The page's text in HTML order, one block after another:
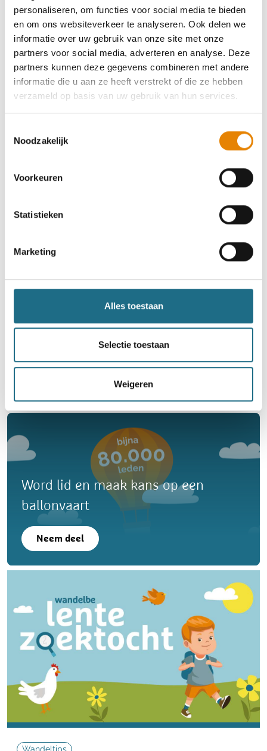
personaliseren, om functies voor social media te bieden
en om ons websiteverkeer te analyseren. Ook delen we
informatie over uw gebruik van onze site met onze
partners voor social media, adverteren en analyse. Deze
partners kunnen deze gegevens combineren met andere
informatie die u aan ze heeft verstrekt of die ze hebben
verzameld op basis van uw gebruik van hun services.
Noodzakelijk
Voorkeuren
Statistieken
Marketing
Alles toestaan
Selectie toestaan
Weigeren
Poldertocht
4 km 10 km 13 km 21 km
Vrijdag 18 september 2026
Zande (Koekelare), West-Vlaanderen
Natuurwandeling
Zaterdag 10 oktober 2026
Allerheiligentocht
13 km 18 km
Zondag 1 november 2026
Koekelare, West-Vlaanderen
Word lid en maak kans op een
ballonvaart
Neem deel
Wandeltips